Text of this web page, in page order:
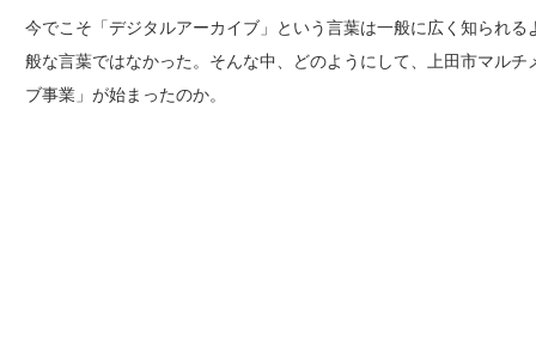
今でこそ「デジタルアーカイブ」という言葉は一般に広く知られ
般な言葉ではなかった。そんな中、どのようにして、上田市マル
ブ事業」が始まったのか。